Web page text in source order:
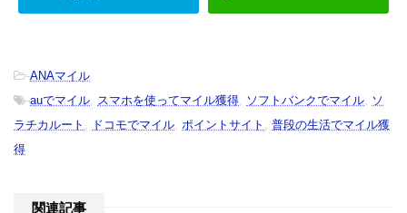
-ANAマイル
-auでマイル, スマホを使ってマイル獲得, ソフトバンクでマイル, ソ
ラチカルート , ドコモでマイル, ポイントサイト , 普段の生活でマイル獲
得
関連記事